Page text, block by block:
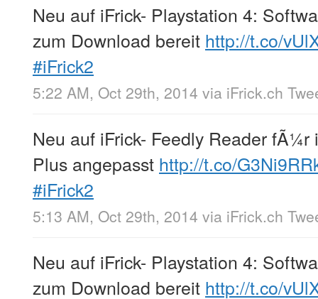
Neu auf iFrick- Playstation 4:
zum Download bereit http://t.co/
#iFrick2
5:22 AM, Oct 29th, 2014 via iFrick.ch
Neu auf iFrick- Feedly Reader
Plus angepasst http://t.co/
#iFrick2
5:13 AM, Oct 29th, 2014 via iFrick.ch
Neu auf iFrick- Playstation 4:
zum Download bereit http://t.co/